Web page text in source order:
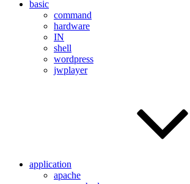
basic
command
hardware
IN
shell
wordpress
jwplayer
application
apache